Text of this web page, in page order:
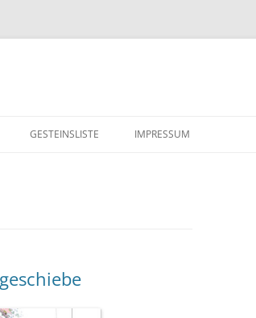
Inhalt
GESTEINSLISTE IMPRESSUM